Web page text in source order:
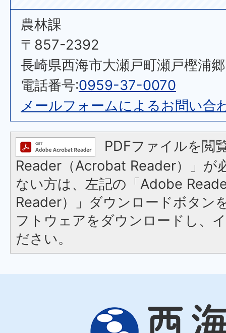
農林課
〒857-2392
長崎県西海市大瀬戸町瀬戸樫浦
電話番号:0959-37-0070
メールフォームによるお問い合
PDFファイルを閲
Reader（Acrobat Reader）」が
ない方は、左記の「Adobe
Reader）」ダウンロードボタン
フトウェアをダウンロードし、
ださい。